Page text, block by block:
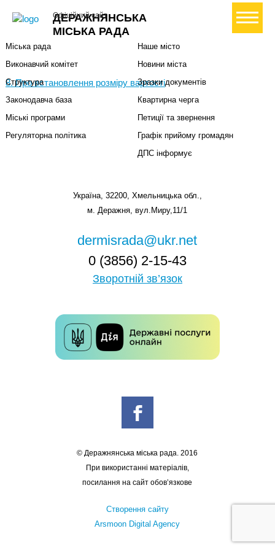
ДЕРАЖНЯНСЬКА
МІСЬКА РАДА
Офіційний сайт+ Створити петицію
8. Про встановлення розміру вартості
Міський голова
Міська рада
Виконавчий комітет
Структура
Законодавча база
Міські програми
Регуляторна політика
Наше місто
Новини міста
Зразки документів
Квартирна черга
Петиції та звернення
Графік прийому громадян
ДПС інформує
Україна, 32200, Хмельницька обл.,
м. Деражня, вул.Миру,11/1
dermisrada@ukr.net
0 (3856) 2-15-43
Зворотній зв’язок
© Деражнянська міська рада. 2016
При використанні матеріалів,
посилання на сайт обов’язкове
Створення сайту
Arsmoon Digital Agency